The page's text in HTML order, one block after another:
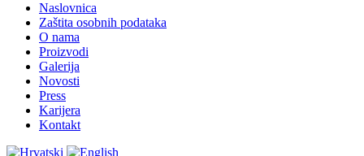
Naslovnica
Zaštita osobnih podataka
O nama
Proizvodi
Galerija
Novosti
Press
Karijera
Kontakt